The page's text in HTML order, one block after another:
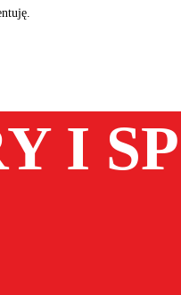
I